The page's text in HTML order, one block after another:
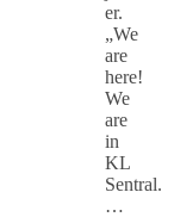
er.
„We
are
here!
We
are
in
KL
Sentral.
…